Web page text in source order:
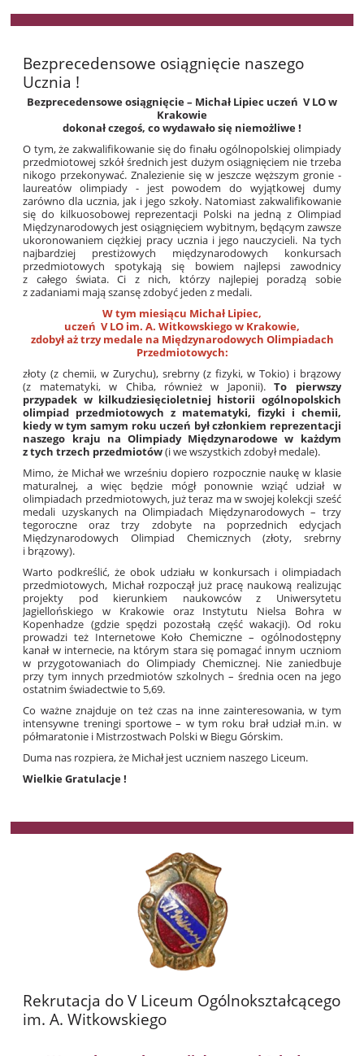
Bezprecedensowe osiągnięcie naszego
Ucznia !
Bezprecedensowe osiągnięcie – Michał Lipiec uczeń V LO w
Krakowie
dokonał czegoś, co wydawało się niemożliwe !
O tym, że zakwalifikowanie się do finału ogólnopolskiej olimpiady
przedmiotowej szkół średnich jest dużym osiągnięciem nie trzeba
nikogo przekonywać. Znalezienie się w jeszcze węższym gronie -
laureatów olimpiady - jest powodem do wyjątkowej dumy
zarówno dla ucznia, jak i jego szkoły. Natomiast zakwalifikowanie
się do kilkuosobowej reprezentacji Polski na jedną z Olimpiad
Międzynarodowych jest osiągnięciem wybitnym, będącym zawsze
ukoronowaniem ciężkiej pracy ucznia i jego nauczycieli. Na tych
najbardziej prestiżowych międzynarodowych konkursach
przedmiotowych spotykają się bowiem najlepsi zawodnicy
z całego świata. Ci z nich, którzy najlepiej poradzą sobie
z zadaniami mają szansę zdobyć jeden z medali.
W tym miesiącu Michał Lipiec,
uczeń V LO im. A. Witkowskiego w Krakowie,
zdobył aż trzy medale na Międzynarodowych Olimpiadach
Przedmiotowych:
złoty (z chemii, w Zurychu), srebrny (z fizyki, w Tokio) i brązowy
(z matematyki, w Chiba, również w Japonii).To pierwszy
przypadek w kilkudziesięcioletniej historii ogólnopolskich
olimpiad przedmiotowych z matematyki, fizyki i chemii,
kiedy w tym samym roku uczeń był członkiem reprezentacji
naszego kraju na Olimpiady Międzynarodowe w każdym
z tych trzech przedmiotów(i we wszystkich zdobył medale).
Mimo, że Michał we wrześniu dopiero rozpocznie naukę w klasie
maturalnej, a więc będzie mógł ponownie wziąć udział w
olimpiadach przedmiotowych, już teraz ma w swojej kolekcji sześć
medali uzyskanych na Olimpiadach Międzynarodowych – trzy
tegoroczne oraz trzy zdobyte na poprzednich edycjach
Międzynarodowych Olimpiad Chemicznych (złoty, srebrny
i brązowy).
Warto podkreślić, że obok udziału w konkursach i olimpiadach
przedmiotowych, Michał rozpoczął już pracę naukową realizując
projekty pod kierunkiem naukowców z Uniwersytetu
Jagiellońskiego w Krakowie oraz Instytutu Nielsa Bohra w
Kopenhadze (gdzie spędzi pozostałą część wakacji). Od roku
prowadzi też Internetowe Koło Chemiczne – ogólnodostępny
kanał w internecie, na którym stara się pomagać innym uczniom
w przygotowaniach do Olimpiady Chemicznej. Nie zaniedbuje
przy tym innych przedmiotów szkolnych – średnia ocen na jego
ostatnim świadectwie to 5,69.
Co ważne znajduje on też czas na inne zainteresowania, w tym
intensywne treningi sportowe – w tym roku brał udział m.in. w
półmaratonie i Mistrzostwach Polski w Biegu Górskim.
Duma nas rozpiera, że Michał jest uczniem naszego Liceum.
Wielkie Gratulacje !
Rekrutacja do V Liceum Ogólnokształcącego
im. A. Witkowskiego